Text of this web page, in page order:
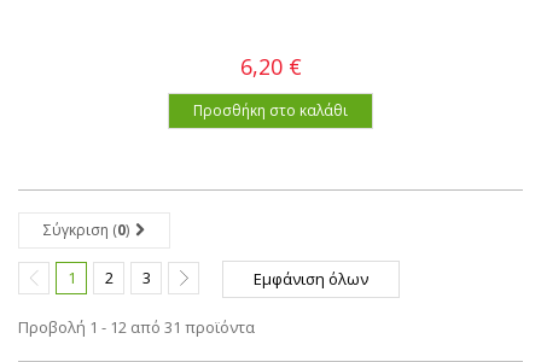
6,20 €
Προσθήκη στο καλάθι
Σύγκριση (0)
Εμφάνιση όλων
1 2 3
Προβολή 1 - 12 από 31 προϊόντα